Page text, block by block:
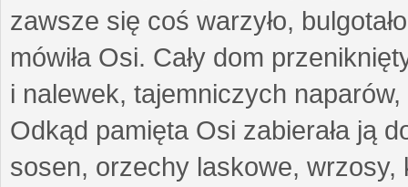
zawsze się coś warzyło,
mówiła Osi. Cały dom
i nalewek, tajemniczych naparów,
Odkąd pamięta Osi zabierała ją
sosen, orzechy laskowe, wrzosy,